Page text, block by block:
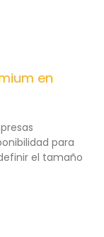
en
para
el tamaño